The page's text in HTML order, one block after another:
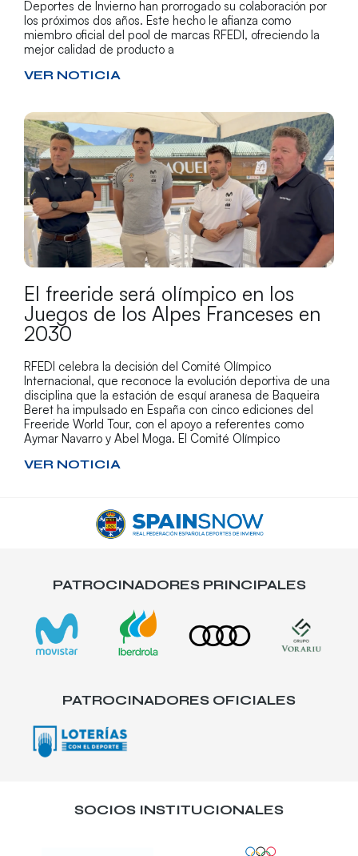
Deportes de Invierno han prorrogado su colaboración por
los próximos dos años. Este hecho le afianza como
miembro oficial del pool de marcas RFEDI, ofreciendo la
mejor calidad de producto a
VER NOTICIA
El freeride será olímpico en los
Juegos de los Alpes Franceses en
2030
RFEDI celebra la decisión del Comité Olímpico
Internacional, que reconoce la evolución deportiva de una
disciplina que la estación de esquí aranesa de Baqueira
Beret ha impulsado en España con cinco ediciones del
Freeride World Tour, con el apoyo a referentes como
Aymar Navarro y Abel Moga. El Comité Olímpico
VER NOTICIA
PATROCINADORES PRINCIPALES
PATROCINADORES OFICIALES
SOCIOS INSTITUCIONALES